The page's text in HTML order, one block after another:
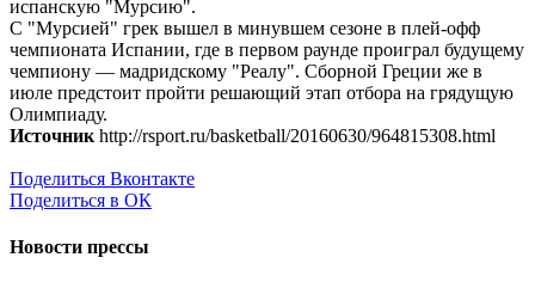
испанскую "Мурсию".
С "Мурсией" грек вышел в минувшем сезоне в плей-офф
чемпионата Испании, где в первом раунде проиграл будущему
чемпиону — мадридскому "Реалу". Сборной Греции же в
июле предстоит пройти решающий этап отбора на грядущую
Олимпиаду.
Источник http://rsport.ru/basketball/20160630/964815308.html
Поделиться Вконтакте
Поделиться в ОК
Новости прессы